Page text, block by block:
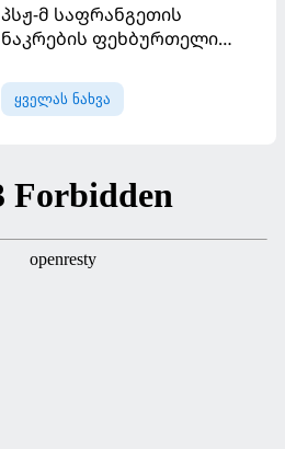
განადგურდა
პსჟ-მ საფრანგეთის
ნაკრების ფეხბურთელი
ყველას ნახვა